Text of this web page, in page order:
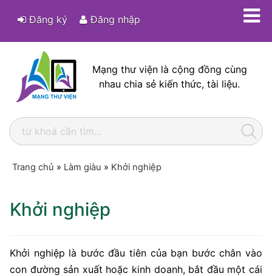
Đăng ký Đăng nhập
Mạng thư viện là cộng đồng cùng
nhau chia sẻ kiến thức, tài liệu.
Trang chủ » Làm giàu » Khởi nghiệp
Khởi nghiệp
Khởi nghiệp là bước đầu tiên của bạn bước chân vào
con đường sản xuất hoặc kinh doanh, bắt đầu một cái